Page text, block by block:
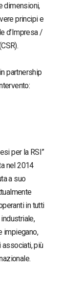
dimensioni,
principi e
d’Impresa /
partnership
per la RSI”
nel 2014
a suo
in tutti
impiegano,
associati, più